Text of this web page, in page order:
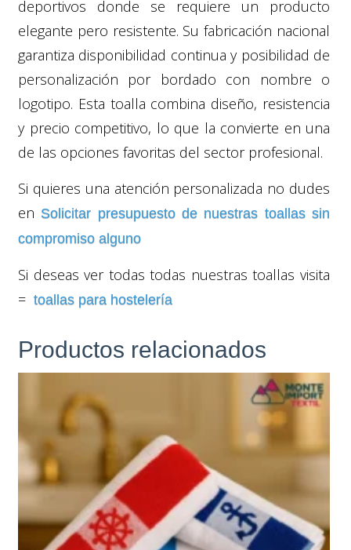
deportivos donde se requiere un producto
elegante pero resistente. Su fabricación nacional
garantiza disponibilidad continua y posibilidad de
personalización por bordado con nombre o
logotipo. Esta toalla combina diseño, resistencia
y precio competitivo, lo que la convierte en una
de las opciones favoritas del sector profesional.
Si quieres una atención personalizada no dudes
en Solicitar presupuesto de nuestras toallas sin
compromiso alguno
Si deseas ver todas todas nuestras toallas visita
= toallas para hostelería
Productos relacionados